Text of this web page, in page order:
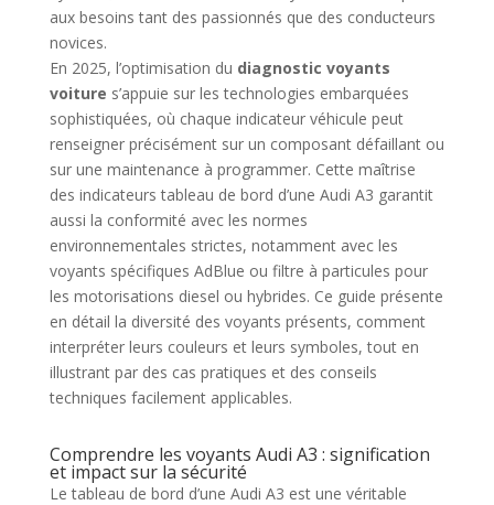
aux besoins tant des passionnés que des conducteurs
novices.
En 2025, l’optimisation du diagnostic voyants
voiture s’appuie sur les technologies embarquées
sophistiquées, où chaque indicateur véhicule peut
renseigner précisément sur un composant défaillant ou
sur une maintenance à programmer. Cette maîtrise
des indicateurs tableau de bord d’une Audi A3 garantit
aussi la conformité avec les normes
environnementales strictes, notamment avec les
voyants spécifiques AdBlue ou filtre à particules pour
les motorisations diesel ou hybrides. Ce guide présente
en détail la diversité des voyants présents, comment
interpréter leurs couleurs et leurs symboles, tout en
illustrant par des cas pratiques et des conseils
techniques facilement applicables.
Comprendre les voyants Audi A3 : signification
et impact sur la sécurité
Le tableau de bord d’une Audi A3 est une véritable